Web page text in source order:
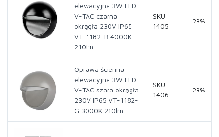
elewacyjna 3W LED
V-TAC czarna
okrągła 230V IP65
VT-1182-B 4000K
210lm
SKU
1405
23%
Oprawa ścienna
elewacyjna 3W LED
V-TAC szara okrągła
230V IP65 VT-1182-
G 3000K 210lm
SKU
1406
23%